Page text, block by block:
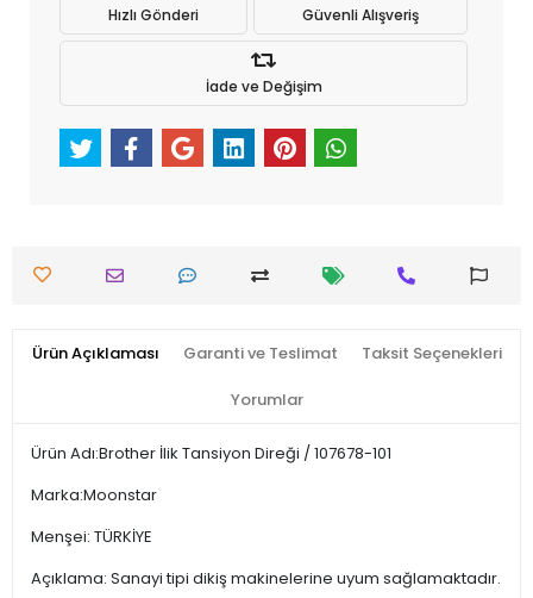
Hızlı Gönderi Güvenli Alışveriş
İade ve Değişim
Ürün Açıklaması Garanti ve Teslimat Taksit Seçenekleri
Yorumlar
Ürün Adı:Brother İlik Tansiyon Direği / 107678-101
Marka:Moonstar
Menşei: TÜRKİYE
Açıklama: Sanayi tipi dikiş makinelerine uyum sağlamaktadır.